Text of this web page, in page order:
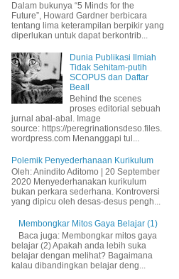
Dalam bukunya “5 Minds for the
Future”, Howard Gardner berbicara
tentang lima keterampilan berpikir yang
diperlukan untuk dapat berkontrib...
Dunia Publikasi Ilmiah
Tidak Sehitam-putih
SCOPUS dan Daftar
Beall
Behind the scenes
proses editorial sebuah
jurnal abal-abal. Image
source: https://peregrinationsdeso.files.
wordpress.com Menanggapi tul...
Polemik Penyederhanaan Kurikulum
Oleh: Anindito Aditomo | 20 September
2020 Menyederhanakan kurikulum
bukan perkara sederhana. Kontroversi
yang dipicu oleh desas-desus pengh...
Membongkar Mitos Gaya Belajar (1)
Baca juga: Membongkar mitos gaya
belajar (2) Apakah anda lebih suka
belajar dengan melihat? Bagaimana
kalau dibandingkan belajar deng...